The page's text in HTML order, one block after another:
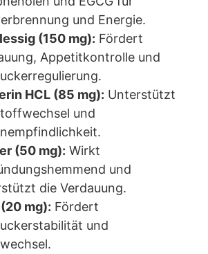
und Energie.
(150 mg): Fördert
Appetitkontrolle und
HCL (85 mg): Unterstützt
und
(50 mg): Wirkt
und
die Verdauung.
mg): Fördert
und